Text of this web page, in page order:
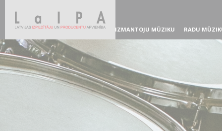
IZMANTOJU MŪZIKU RADU